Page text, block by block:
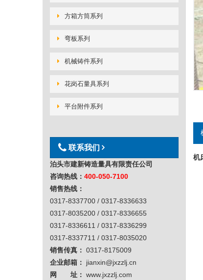
方箱方筒系列
弯板系列
机械铸件系列
花岗石量具系列
平台附件系列
联系我们
泊头市建新铸造量具有限责任公司
咨询热线： 400-050-7100
销售热线：
0317-8337700 / 0317-8336633
0317-8035200 / 0317-8336655
0317-8336611 / 0317-8336299
0317-8337711 / 0317-8035020
销售传真： 0317-8175009
企业邮箱：
jianxin@jxzzlj.cn
网 址： www.jxzzlj.com
机